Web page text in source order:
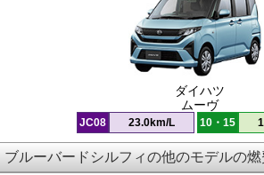
ダイハツ
ムーヴ
JC08 23.0km/L 10・15
ブルーバードシルフィの他のモデルの燃